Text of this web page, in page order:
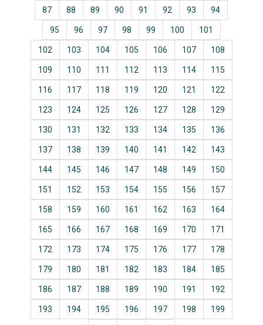
87 88 89 90 91 92 93 94
95 96 97 98 99 100 101
102 103 104 105 106 107 108
109 110 111 112 113 114 115
116 117 118 119 120 121 122
123 124 125 126 127 128 129
130 131 132 133 134 135 136
137 138 139 140 141 142 143
144 145 146 147 148 149 150
151 152 153 154 155 156 157
158 159 160 161 162 163 164
165 166 167 168 169 170 171
172 173 174 175 176 177 178
179 180 181 182 183 184 185
186 187 188 189 190 191 192
193 194 195 196 197 198 199